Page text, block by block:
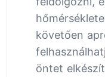
követően
öntet